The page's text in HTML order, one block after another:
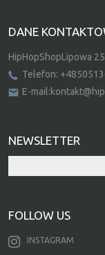
DANE
HipHopShopLipowa 25
Telefon:
E-
NEWSLETTER
FOLLOW US
INSTAGRAM